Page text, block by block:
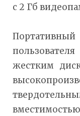
с 2 Гб
жестким